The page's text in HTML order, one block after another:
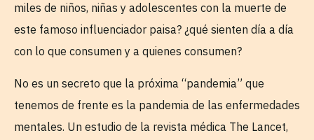
miles de niños, niñas y adolescentes con la muerte de
este famoso influenciador paisa? ¿qué sienten día a día
con lo que consumen y a quienes consumen?
No es un secreto que la próxima “pandemia” que
tenemos de frente es la pandemia de las enfermedades
mentales. Un estudio de la revista médica The Lancet,